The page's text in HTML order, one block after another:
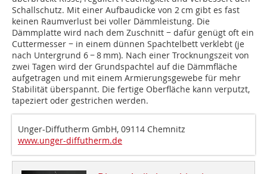
Schallschutz. Mit einer Aufbaudicke von 2 cm gibt es fast
keinen Raumverlust bei voller Dämmleistung. Die
Dämmplatte wird nach dem Zuschnitt − dafür genügt oft ein
Cuttermesser − in einem dünnen Spachtelbett verklebt (je
nach Untergrund 6 − 8 mm). Nach einer Trocknungszeit von
zwei Tagen wird der Grundspachtel auf die Dämmfläche
aufgetragen und mit einem Armierungsgewebe für mehr
Stabilität überspannt. Die fertige Oberfläche kann verputzt,
tapeziert oder gestrichen werden.
Unger-Diffutherm GmbH, 09114 Chemnitz
www.unger-diffutherm.de